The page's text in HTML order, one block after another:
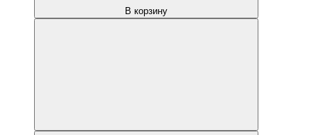
В корзину